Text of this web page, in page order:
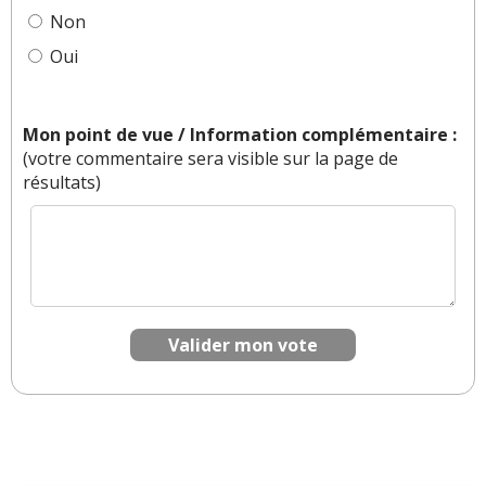
ParVrsc(Date : 2025-12-17 02:20:59)
plus l’hybridation light avec 5kwh utiles de
batterie pour se targuer de sortir 1000cv sur une
durée de 3secondes c’est de la malhoneteté
Non
Oui
Mon point de vue / Information complémentaire :
(votre commentaire sera visible sur la page de
résultats)
Valider mon vote